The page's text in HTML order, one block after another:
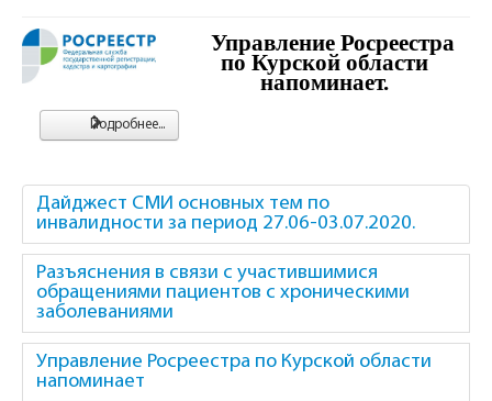
Управление Росреестра
по Курской области
напоминает.
Подробнее...
Дайджест СМИ основных тем по
инвалидности за период 27.06-03.07.2020.
Разъяснения в связи с участившимися
обращениями пациентов с хроническими
заболеваниями
Управление Росреестра по Курской области
напоминает